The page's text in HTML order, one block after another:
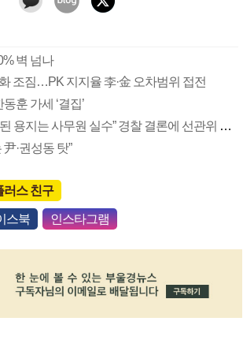
벽 넘나
조짐…PK 지지율 李·金 오차범위 접전
훈 가세 ‘결집’
“회수용봉투 기표된 용지는 사무원 실수” 경찰 결론에 선관위 부실 투표관리 도마(종합)
·권성동 탓”
러스 친구
스북 인스타그램